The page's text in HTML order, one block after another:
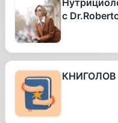
с
КНИГОЛОВ